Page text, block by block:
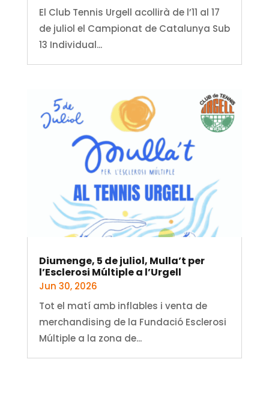
El Club Tennis Urgell acollirà de l’11 al 17
de juliol el Campionat de Catalunya Sub
13 Individual...
Diumenge, 5 de juliol, Mulla’t per
l’Esclerosi Múltiple a l’Urgell
Jun 30, 2026
Tot el matí amb inflables i venta de
merchandising de la Fundació Esclerosi
Múltiple a la zona de...